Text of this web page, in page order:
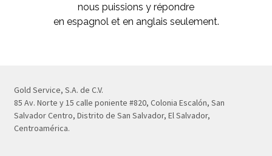
nous puissions y répondre
en espagnol et en anglais seulement.
Gold Service, S.A. de C.V.
85 Av. Norte y 15 calle poniente #820, Colonia Escalón, San
Salvador Centro, Distrito de San Salvador, El Salvador,
Centroamérica.